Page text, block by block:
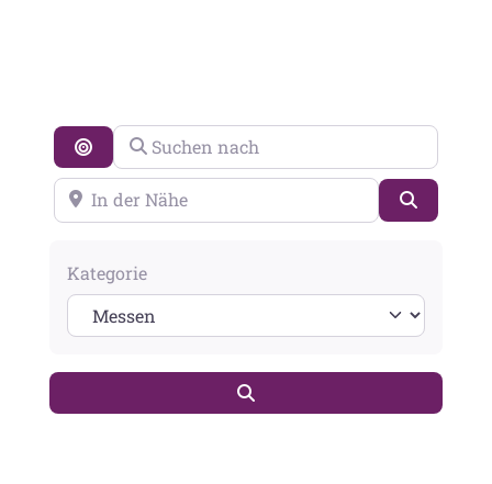
Search By Distance
Suchen nach
In der Nähe
Kategorie